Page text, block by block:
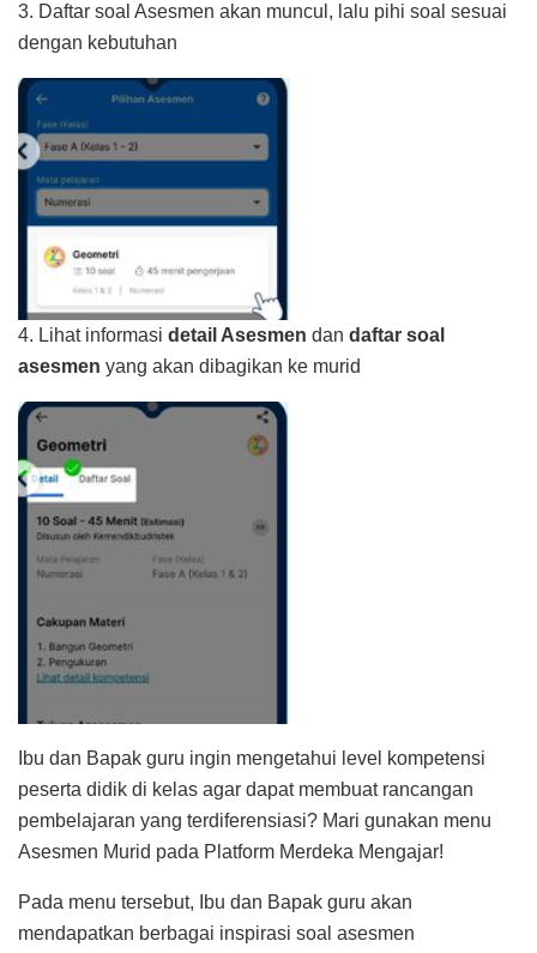
3. Daftar soal Asesmen akan muncul, lalu pihi soal sesuai
dengan kebutuhan
4. Lihat informasi detail Asesmen dan daftar soal
asesmen yang akan dibagikan ke murid
Ibu dan Bapak guru ingin mengetahui level kompetensi
peserta didik di kelas agar dapat membuat rancangan
pembelajaran yang terdiferensiasi? Mari gunakan menu
Asesmen Murid pada Platform Merdeka Mengajar!
Pada menu tersebut, Ibu dan Bapak guru akan
mendapatkan berbagai inspirasi soal asesmen